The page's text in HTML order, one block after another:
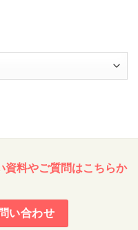
資料やご質問はこちらか
い合わせ